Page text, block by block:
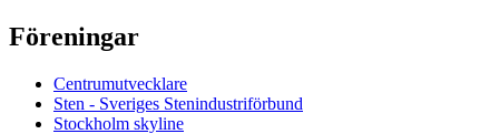
Föreningar
Centrumutvecklare
Sten - Sveriges Stenindustriförbund
Stockholm skyline